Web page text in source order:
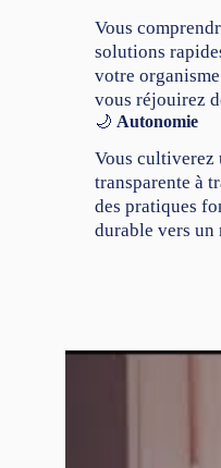
Vous
solutions
votre
vous réjouirez
🌙 Autonomie
Vous cultiverez
transparente à
des pratiques
durable vers un